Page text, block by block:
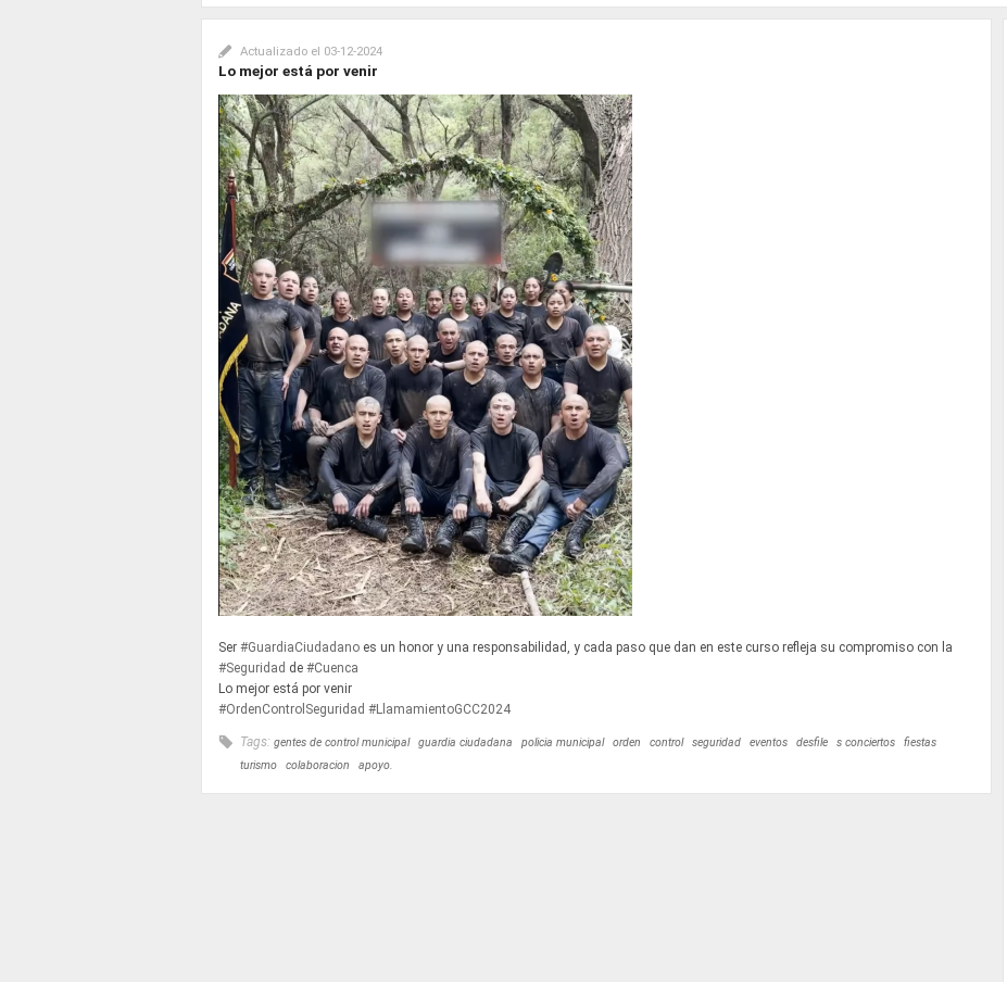
Actualizado el 03-12-2024
Lo mejor está por venir
Ser #GuardiaCiudadano es un honor y una responsabilidad, y cada paso que dan en este curso refleja su compromiso con la
#Seguridad de #Cuenca
Lo mejor está por venir
#OrdenControlSeguridad #LlamamientoGCC2024
Tags: gentes de control municipal guardia ciudadana policia municipal orden control seguridad eventos desfile s conciertos
fiestas
turismo
colaboracion apoyo.